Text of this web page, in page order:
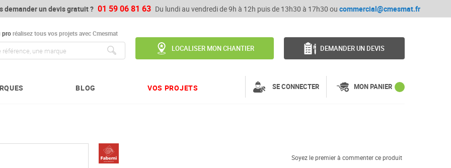
demander un devis gratuit ? 01 59 06 81 63 Du lundi au vendredi de 9h à 12h puis de 13h30 à 17h30 ou commercial@cmesmat.fr
proréalisez tous vos projets avec Cmesmat
LOCALISER MON CHANTIER DEMANDER UN DEVIS
BLOG VOS PROJETS SE CONNECTER MON PANIER
Soyez le premier à commenter ce produit